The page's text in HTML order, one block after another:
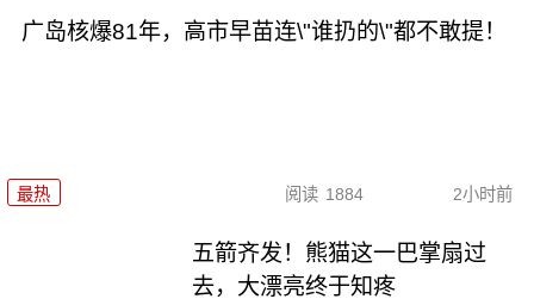
广岛核爆81年，高市早苗连\"谁扔的\"都不敢提！
最热 阅读 1884 2小时前
五箭齐发！熊猫这一巴掌扇过
去，大漂亮终于知疼